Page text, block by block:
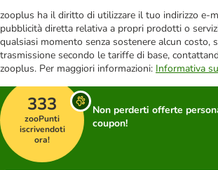
zooplus ha il diritto di utilizzare il tuo indirizzo e-
pubblicità diretta relativa a propri prodotti o
qualsiasi momento senza sostenere alcun costo,
trasmissione secondo le tariffe di base,
zooplus. Per maggiori informazioni: Informativa
333
zooPunti
iscrivendoti
ora!
Non perderti offerte
coupon!